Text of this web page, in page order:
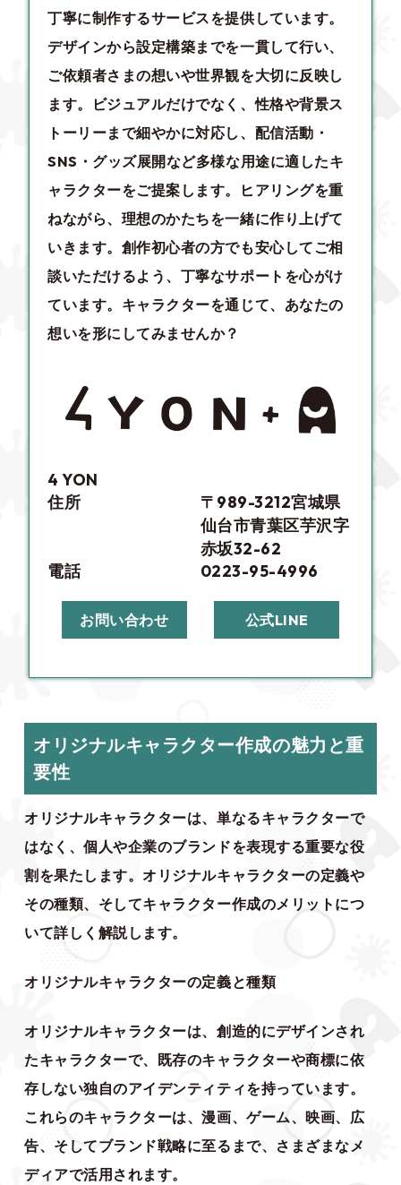
丁寧に制作するサービスを提供しています。
デザインから設定構築までを一貫して行い、
ご依頼者さまの想いや世界観を大切に反映し
ます。ビジュアルだけでなく、性格や背景ス
トーリーまで細やかに対応し、配信活動・
SNS・グッズ展開など多様な用途に適したキ
ャラクターをご提案します。ヒアリングを重
ねながら、理想のかたちを一緒に作り上げて
いきます。創作初心者の方でも安心してご相
談いただけるよう、丁寧なサポートを心がけ
ています。キャラクターを通じて、あなたの
想いを形にしてみませんか？
4 YON
住所
〒989-3212宮城県
仙台市青葉区芋沢字
赤坂32-62
電話
0223-95-4996
お問い合わせ 公式LINE
オリジナルキャラクター作成の魅力と重
要性
オリジナルキャラクターは、単なるキャラクターで
はなく、個人や企業のブランドを表現する重要な役
割を果たします。オリジナルキャラクターの定義や
その種類、そしてキャラクター作成のメリットにつ
いて詳しく解説します。
オリジナルキャラクターの定義と種類
オリジナルキャラクターは、創造的にデザインされ
たキャラクターで、既存のキャラクターや商標に依
存しない独自のアイデンティティを持っています。
これらのキャラクターは、漫画、ゲーム、映画、広
告、そしてブランド戦略に至るまで、さまざまなメ
ディアで活用されます。